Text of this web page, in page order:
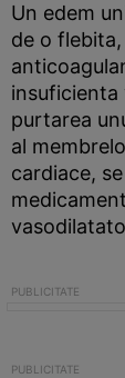
Un edem
de o
insuficienta
purtarea
al
cardiace,